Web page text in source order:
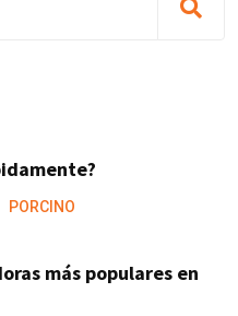
PORCINO
más populares en